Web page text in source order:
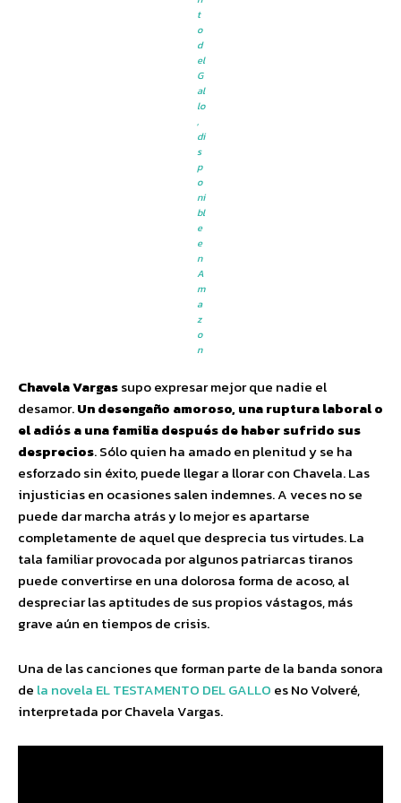
t
o
d
el
G
al
lo
,
di
s
p
o
ni
bl
e
e
n
A
m
a
z
o
n
Chavela Vargassupo expresar mejor que nadie el
desamor.Un desengaño amoroso, una ruptura laboral o
el adiós a una familia después de haber sufrido sus
desprecios. Sólo quien ha amado en plenitud y se ha
esforzado sin éxito, puede llegar a llorar con Chavela. Las
injusticias en ocasiones salen indemnes. A veces no se
puede dar marcha atrás y lo mejor es apartarse
completamente de aquel que desprecia tus virtudes. La
tala familiar provocada por algunos patriarcas tiranos
puede convertirse en una dolorosa forma de acoso, al
despreciar las aptitudes de sus propios vástagos, más
grave aún en tiempos de crisis.
Una de las canciones que forman parte de la banda sonora
de la novela EL TESTAMENTO DEL GALLO es No Volveré,
interpretada por Chavela Vargas.